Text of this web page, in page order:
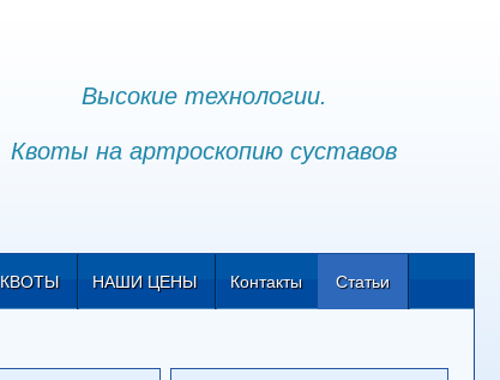
Высокие технологии.
Квоты на артроскопию суставов
КВОТЫ НАШИ ЦЕНЫ Контакты Статьи